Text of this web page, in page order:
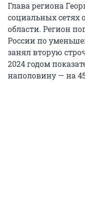
Глава региона
социальных сетях
области. Регион
России по
занял вторую
2024 годом
наполовину — на